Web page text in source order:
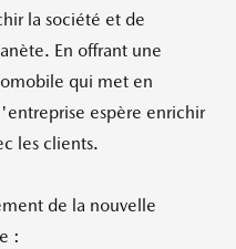
la société et de
En offrant une
qui met en
espère enrichir
les clients.
de la nouvelle
: